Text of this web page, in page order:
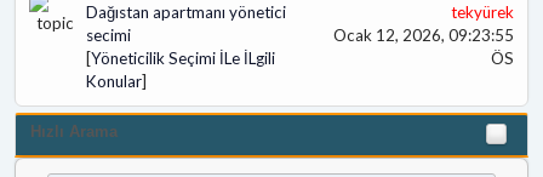
Dağıstan apartmanı yönetici
secimi
[Yöneticilik Seçimi İLe İLgili
Konular]
tekyürek
Ocak 12, 2026, 09:23:55
ÖS
Hızlı Arama